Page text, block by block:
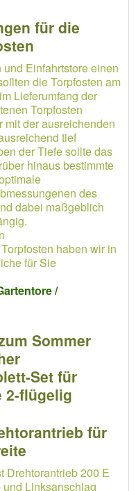
für die
Einfahrtstore einen
die Torpfosten am
Lieferumfang der
Torpfosten
mit der ausreichenden
tief
der Tiefe sollte das
hinaus bestimmte
des
dabei maßgeblich
haben wir in
für Sie
/
Sommer
Set für
2-flügelig
für
Drehtorantrieb 200 E
Linksanschlag